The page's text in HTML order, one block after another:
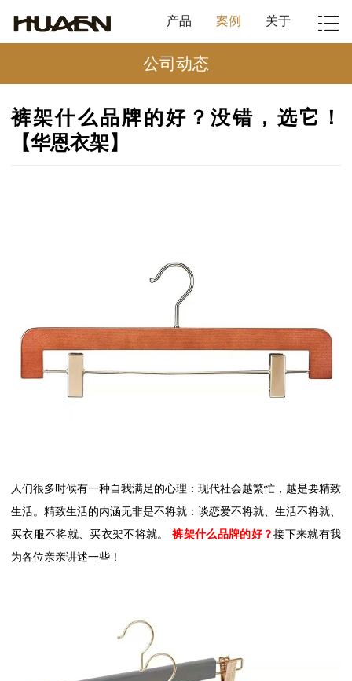
产品 案例 关于
公司动态
裤架什么品牌的好？没错，选它！
【华恩衣架】
人们很多时候有一种自我满足的心理：现代社会越繁忙，越是要精致
生活。精致生活的内涵无非是不将就：谈恋爱不将就、生活不将就、
买衣服不将就、买衣架不将就。
裤架什么品牌的好？接下来就有我
为各位亲亲讲述一些！